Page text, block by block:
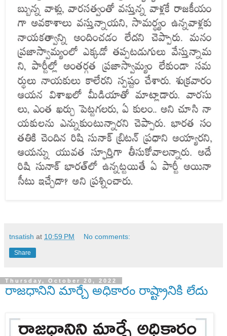
tnsatish at 10:59 PM No comments:
Share
Thursday, October 20, 2022
రాజధానిని మార్చే అధికారం రాష్ట్రానికి లేదు